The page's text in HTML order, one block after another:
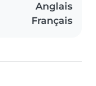
Anglais
Français